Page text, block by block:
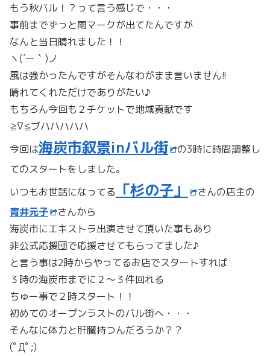
もう秋バル！？って言う感じで・・・
事前までずっと雨マークが出てたんですが
なんと当日晴れました！！
ヽ(´ー｀)ノ
風は強かったんですがそんなわがまま言いません!!
晴れてくれただけでありがたい♪
もちろん今回も２チケットで地域貢献です
≧∇≦ブハハハハハ
今回は海炭市叙景inバル街
の3時に時間調整し
てのスタートをしました。
いつもお世話になってる
「杉の子」
さんの店主の
青井元子
さんから
海炭市にエキストラ出演させて頂いた事もあり
非公式応援団で応援させてもらってました♪
と言う事は2時からやってるお店でスタートすれば
３時の海炭市までに２～３件回れる
ちゅー事で２時スタート！！
初めてのオープンラストのバル街へ・・・
そんなに体力と肝臓持つんだろうか？？
(ﾟДﾟ;)